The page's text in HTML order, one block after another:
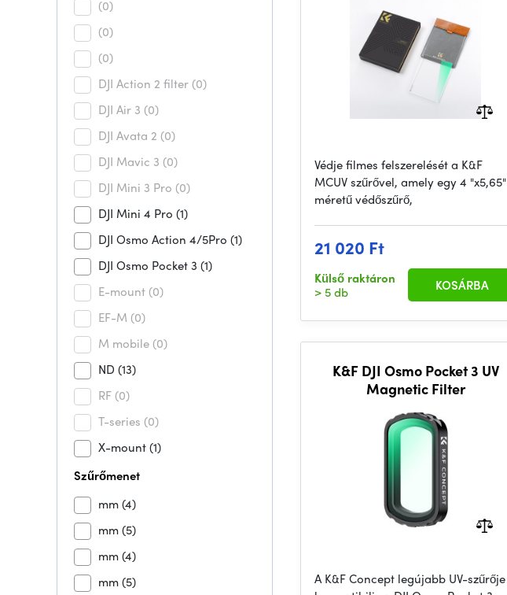
(0)
(0)
(0)
DJI Action 2 filter (0)
DJI Air 3 (0)
DJI Avata 2 (0)
DJI Mavic 3 (0)
DJI Mini 3 Pro (0)
DJI Mini 4 Pro (1)
DJI Osmo Action 4/5Pro (1)
DJI Osmo Pocket 3 (1)
E-mount (0)
EF-M (0)
M mobile (0)
ND (13)
RF (0)
T-series (0)
X-mount(1)
Szűrőmenet
mm(4)
mm(5)
mm(4)
mm(5)
SmallRig and Other
Védje filmes felszerelését a K&F
MCUV szűrővel, amely egy 4 "x5,65"
méretű védőszűrő,
21 020 Ft
Külső raktáron
> 5 db
KOSÁRBA
K&F DJI Osmo Pocket 3 UV
Magnetic Filter
A K&F Concept legújabb UV-szűrője